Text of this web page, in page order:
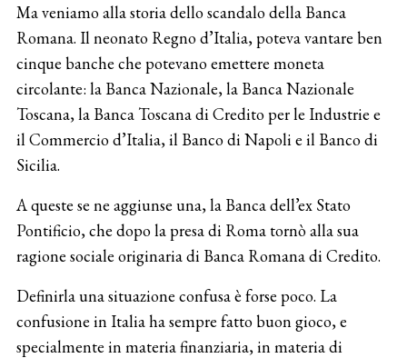
Ma veniamo alla storia dello scandalo della Banca
Romana. Il neonato Regno d’Italia, poteva vantare ben
cinque banche che potevano emettere moneta
circolante: la Banca Nazionale, la Banca Nazionale
Toscana, la Banca Toscana di Credito per le Industrie e
il Commercio d’Italia, il Banco di Napoli e il Banco di
Sicilia.
A queste se ne aggiunse una, la Banca dell’ex Stato
Pontificio, che dopo la presa di Roma tornò alla sua
ragione sociale originaria di Banca Romana di Credito.
Definirla una situazione confusa è forse poco. La
confusione in Italia ha sempre fatto buon gioco, e
specialmente in materia finanziaria, in materia di